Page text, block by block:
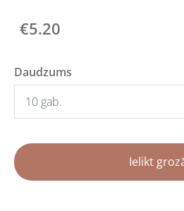
€5.20
Daudzums
Ielikt